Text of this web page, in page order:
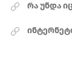
რა უნდა